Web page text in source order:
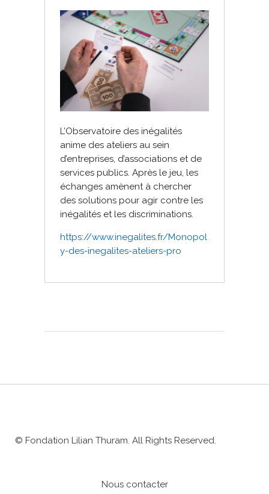
L’Observatoire des inégalités
anime des ateliers au sein
d’entreprises, d’associations et de
services publics. Après le jeu, les
échanges amènent à chercher
des solutions pour agir contre les
inégalités et les discriminations.
https://www.inegalites.fr/Monopol
y-des-inegalites-ateliers-pro
© Fondation Lilian Thuram. All Rights Reserved.
Nous contacter